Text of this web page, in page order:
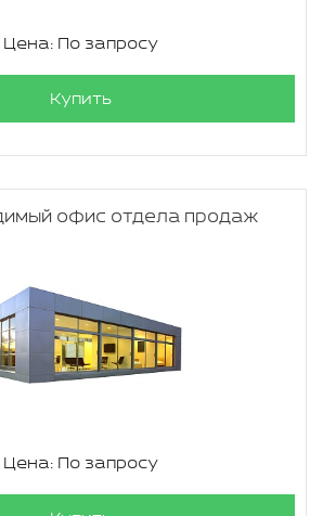
Цена: По запросу
Купить
офис отдела продаж
Цена: По запросу